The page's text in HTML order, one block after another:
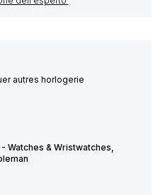
autres horlogerie
Watches & Wristwatches,